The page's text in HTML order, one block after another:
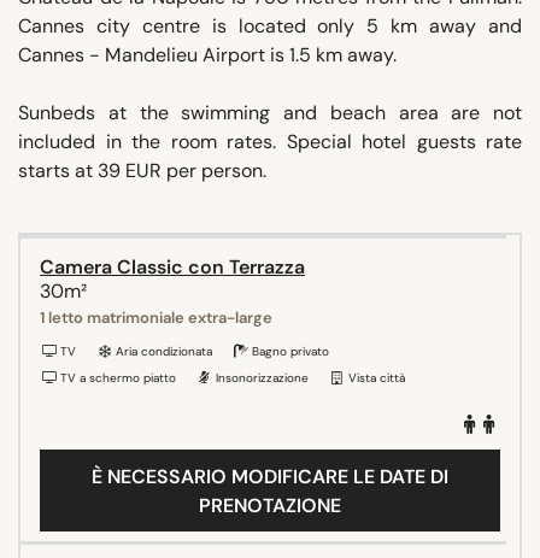
Cannes city centre is located only 5 km away and
Cannes - Mandelieu Airport is 1.5 km away.
Sunbeds at the swimming and beach area are not
included in the room rates. Special hotel guests rate
starts at 39 EUR per person.
Camera Classic con Terrazza
30m²
1 letto matrimoniale extra-large
TV Aria condizionata
Bagno privato
TV a schermo piatto
Insonorizzazione Vista città
È NECESSARIO MODIFICARE LE DATE DI
PRENOTAZIONE